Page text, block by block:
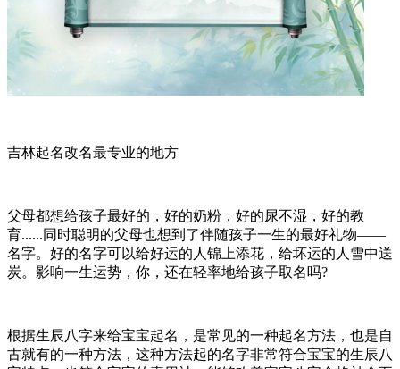
吉林起名改名最专业的地方
父母都想给孩子最好的，好的奶粉，好的尿不湿，好的教
育......同时聪明的父母也想到了伴随孩子一生的最好礼物——
名字。好的名字可以给好运的人锦上添花，给坏运的人雪中送
炭。影响一生运势，你，还在轻率地给孩子取名吗?
根据生辰八字来给宝宝起名，是常见的一种起名方法，也是自
古就有的一种方法，这种方法起的名字非常符合宝宝的生辰八